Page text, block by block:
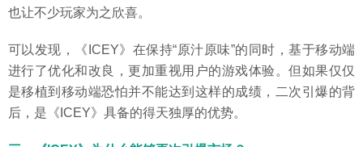
也让不少玩家为之欣喜。
可以发现，《ICEY》在保持“原汁原味”的同时，基于移动端
进行了优化和改良，更加重视用户的游戏体验。但如果仅仅
是移植到移动端恐怕并不能达到这样的成绩，二次引爆的背
后，是《ICEY》具备的得天独厚的优势。